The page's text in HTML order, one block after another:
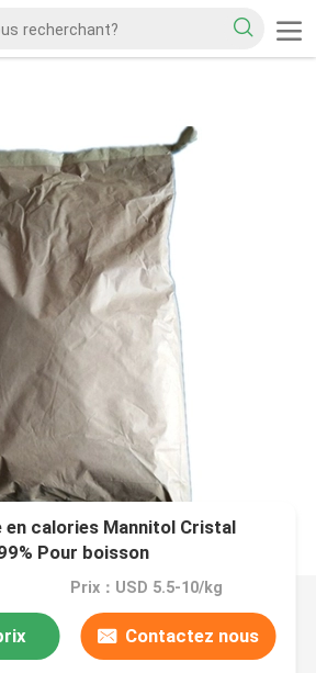
calories Mannitol Cristal
Pour boisson
Prix：USD 5.5-10/kg
Contactez nous